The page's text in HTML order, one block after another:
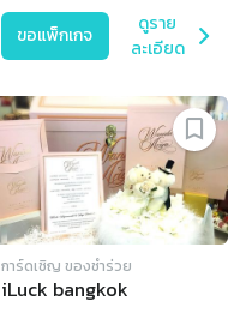
ขอแพ็กเกจ
ดูราย
ละเอียด
การ์ดเชิญ​ ของชำร่วย
iLuck bangkok